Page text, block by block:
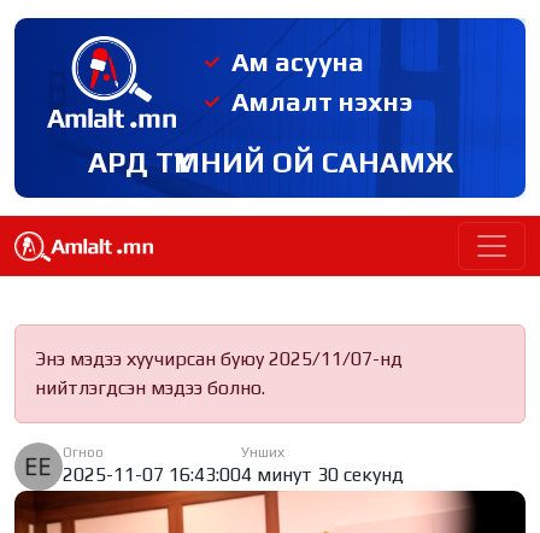
Ам асууна
Амлалт нэхнэ
АРД ТҮМНИЙ ОЙ САНАМЖ
Энэ мэдээ хуучирсан буюу 2025/11/07-нд
нийтлэгдсэн мэдээ болно.
Огноо
2025-11-07 16:43:00
Унших
4 минут 30 секунд